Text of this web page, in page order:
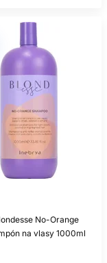
No-Orange
na vlasy 1000ml